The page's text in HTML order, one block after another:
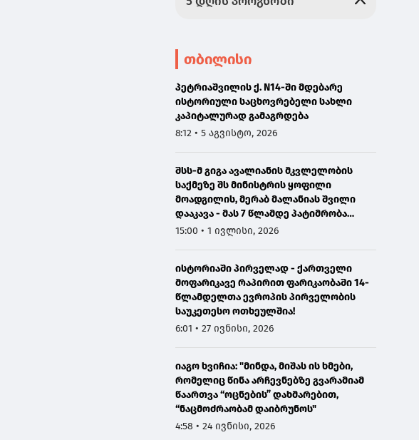
თბილისი
პეტრიაშვილის ქ. N14-ში მდებარე
ისტორიული საცხოვრებელი სახლი
კაპიტალურად გამაგრდება
8:12 • 5 აგვისტო, 2026
შსს-მ გიგა ავალიანის მკვლელობის
საქმეზე შს მინისტრის ყოფილი
მოადგილის, მერაბ მალანიას შვილი
დააკავა - მას 7 წლამდე პატიმრობა
ემუქრება
15:00 • 1 ივლისი, 2026
ისტორიაში პირველად - ქართველი
მოფარიკავე რაპირით ფარიკაობაში 14-
წლამდელთა ევროპის პირველობის
საუკეთესო ოთხეულშია!
6:01 • 27 ივნისი, 2026
იაგო ხვიჩია: "მინდა, მიშას ის ხმები,
რომელიც წინა არჩევნებზე გვარამიამ
წაართვა “ოცნების” დახმარებით,
“ნაცმოძრაობამ დაიბრუნოს"
4:58 • 24 ივნისი, 2026